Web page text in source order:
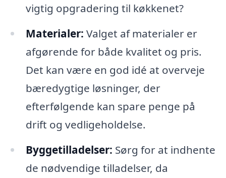
vigtig opgradering til køkkenet?
Materialer: Valget af materialer er
afgørende for både kvalitet og pris.
Det kan være en god idé at overveje
bæredygtige løsninger, der
efterfølgende kan spare penge på
drift og vedligeholdelse.
Byggetilladelser: Sørg for at indhente
de nødvendige tilladelser, da